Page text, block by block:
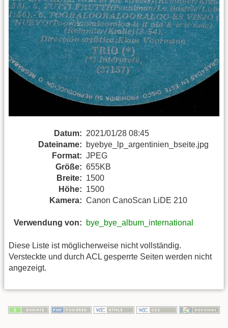
Datum: 2021/01/28 08:45
Dateiname:
byebye_lp_argentinien_bseite.jpg
Format: JPEG
Größe: 655KB
Breite: 1500
Höhe: 1500
Kamera: Canon CanoScan LiDE 210
Verwendung von: bye_bye_album_international
Diese Liste ist möglicherweise nicht vollständig.
Versteckte und durch ACL gesperrte Seiten werden nicht
angezeigt.